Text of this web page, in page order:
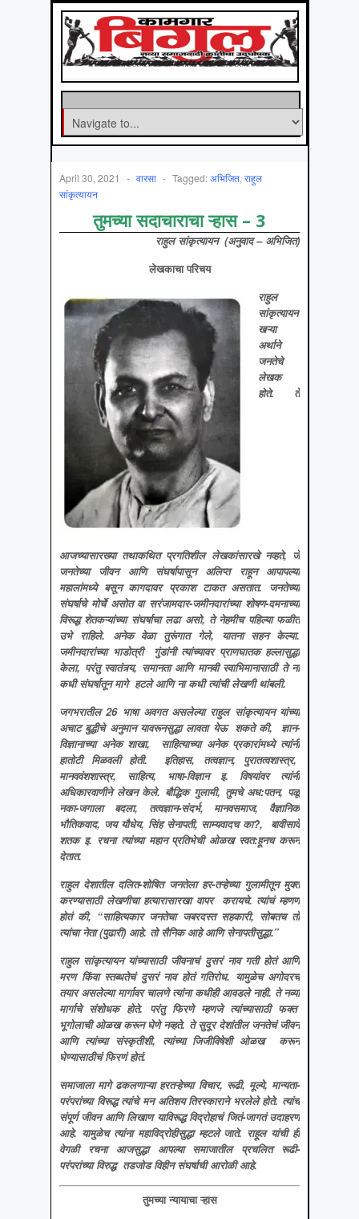
April 30, 2021 - वारसा - Tagged:अभिजित, राहुल
सांकृत्यायन
तुमच्या सदाचाराचा ऱ्हास – 3
राहुल सांकृत्यायन (अनुवाद – अभिजित)
लेखकाचा परिचय
राहुल
सांकृत्यायन
खऱ्या
अर्थाने
जनतेचे
लेखक
होते. ते
आजच्यासारख्या तथाकथित प्रगतिशील लेखकांसारखे नव्हते, जे
जनतेच्या जीवन आणि संघर्षापासून अलिप्त राहून आपापल्या
महालांमध्ये बसून कागदावर प्रकाश टाकत असतात. जनतेच्या
संघर्षाचे मोर्चे असोत वा सरंजामदार-जमीनदारांच्या शोषण-दमनाच्या
विरूद्ध शेतकऱ्यांच्या संघर्षाचा लढा असो, ते नेहमीच पहिल्या फळीत
उभे राहिले. अनेक वेळा तुरूंगात गेले, यातना सहन केल्या.
जमीनदारांच्या भाडोत्री गुंडांनी त्यांच्यावर प्राणघातक हल्लासुद्धा
केला, परंतु स्वातंत्र्य, समानता आणि मानवी स्वाभिमानासाठी ते ना
कधी संघर्षातून मागे हटले आणि ना कधी त्यांची लेखणी थांबली.
जगभरातील26 भाषा अवगत असलेल्या राहुल सांकृत्यायन यांच्या
अचाट बुद्धीचे अनुमान यावरूनसुद्धा लावता येऊ शकते की, ज्ञान-
विज्ञानाच्या अनेक शाखा, साहित्याच्या अनेक प्रकारांमध्ये त्यांनी
हातोटी मिळवली होती. इतिहास, तत्वज्ञान, पुरातत्वशास्त्र,
मानववंशशास्त्र, साहित्य, भाषा-विज्ञान इ. विषयांवर त्यांनी
अधिकारवाणीने लेखन केले. बौद्धिक गुलामी, तुमचे अध:पतन, पळू
नका-जगाला बदला, तत्वज्ञान-संदर्भ, मानवसमाज, वैज्ञानिक
भौतिकवाद, जय यौधेय, सिंह सेनापती, साम्यवादच का?, बावीसावे
शतक इ. रचना त्यांच्या महान प्रतिभेची ओळख स्वत:हूनच करून
देतात.
राहुल देशातील दलित-शोषित जनतेला हर-तऱ्हेच्या गुलामीतून मुक्त
करण्यासाठी लेखणीचा हत्यारासारखा वापर करायचे. त्यांचं म्हणणं
होतं की, “साहित्यकार जनतेचा जबरदस्त सहकारी, सोबतच तो
त्यांचा नेता (पुढारी) आहे. तो सैनिक आहे आणि सेनापतीसुद्धा.”
राहुल सांकृत्यायन यांच्यासाठी जीवनाचं दुसरं नाव गती होतं आणि
मरण किंवा स्तब्धतेचं दुसरं नाव होतं गतिरोध. यामुळेच अगोदरच
तयार असलेल्या मार्गावर चालणे त्यांना कधीही आवडले नाही. ते नव्या
मार्गाचे संशोधक होते. परंतु फिरणे म्हणजे त्यांच्यासाठी फक्त
भूगोलाची ओळख करून घेणे नव्हते. ते सुदूर देशांतील जनतेचं जीवन
आणि त्यांच्या संस्कृतीशी, त्यांच्या जिजीविषेशी ओळख करून
घेण्यासाठीचं फिरणं होतं.
समाजाला मागे ढकलणाऱ्या हरतऱ्हेच्या विचार, रूढी, मूल्ये, मान्यता-
परंपरांच्या विरूद्ध त्यांचे मन अतिशय तिरस्काराने भरलेले होते. त्यांचं
संपूर्ण जीवन आणि लिखाण याविरूद्ध विद्रोहाचं जितं-जागतं उदाहरण
आहे. यामुळेच त्यांना महाविद्रोहीसुद्धा म्हटले जाते. राहूल यांची ही
वेगळी रचना आजसुद्धा आपल्या समाजातील प्रचलित रूढी-
परंपरांच्या विरुद्ध तडजोड विहीन संघर्षाची आरोळी आहे.
तुमच्या न्यायाचा ऱ्हास